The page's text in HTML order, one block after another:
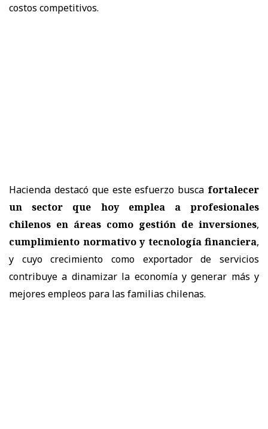
costos competitivos.
Hacienda destacó que este esfuerzo busca fortalecer
un sector que hoy emplea a profesionales
chilenos en áreas como gestión de inversiones,
cumplimiento normativo y tecnología financiera,
y cuyo crecimiento como exportador de servicios
contribuye a dinamizar la economía y generar más y
mejores empleos para las familias chilenas.